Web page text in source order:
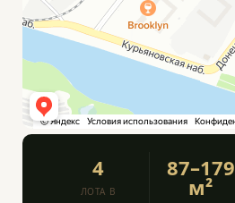
4
ЛОТА В
87–179
м²